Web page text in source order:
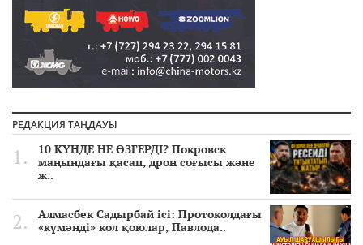
РЕДАКЦИЯ ТАҢДАУЫ
10 КҮНДЕ НЕ ӨЗГЕРДІ? Покровск
маңындағы қасап, дрон соғысы және
ж..
Алмасбек Садырбай ісі: Протоколдағы
«күмәнді» кол қоюлар, Павлода..